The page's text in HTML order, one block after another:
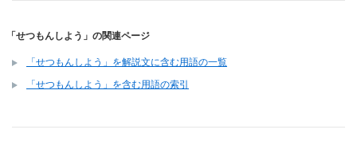
「せつもんしよう」の関連ページ
「せつもんしよう」を解説文に含む用語の一覧
「せつもんしよう」を含む用語の索引